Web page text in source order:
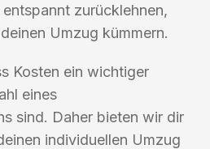
zurücklehnen,
Umzug kümmern.
Kosten ein wichtiger
eines
sind. Daher bieten wir dir
individuellen Umzug